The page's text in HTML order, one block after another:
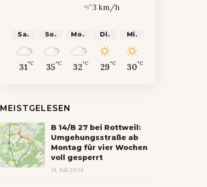
3 km/h
Sa.
31°C
So.
35°C
Mo.
32°C
Di.
29°C
Mi.
30°C
MEISTGELESEN
B 14/B 27 bei Rottweil:
Umgehungsstraße ab
Montag für vier Wochen
voll gesperrt
31. Juli 2026